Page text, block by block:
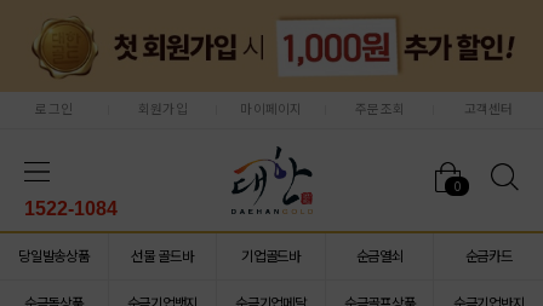
로그인 회원가입 마이페이지 주문조회 고객센터
0
1522-1084
당일발송상품 선물 골드바 기업골드바 순금열쇠 순금카드